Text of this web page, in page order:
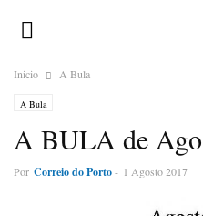
Inicio A Bula
A Bula
A BULA de
Por Correio do Porto- 1 Agosto 2017